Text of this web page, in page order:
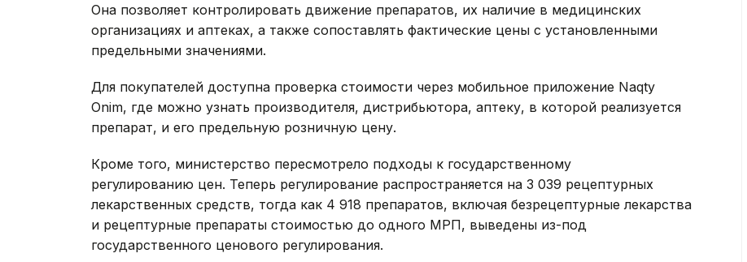
Она позволяет контролировать движение препаратов, их наличие в медицинских
организациях и аптеках, а также сопоставлять фактические цены с установленными
предельными значениями.
Для покупателей доступна проверка стоимости через мобильное приложение Naqty
Onim, где можно узнать производителя, дистрибьютора, аптеку, в которой реализуется
препарат, и его предельную розничную цену.
Кроме того, министерство пересмотрело подходы к государственному
регулированию цен. Теперь регулирование распространяется на 3 039 рецептурных
лекарственных средств, тогда как 4 918 препаратов, включая безрецептурные лекарства
и рецептурные препараты стоимостью до одного МРП, выведены из-под
государственного ценового регулирования.